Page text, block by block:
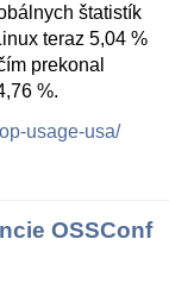
štatistík
teraz 5,04 %
prekonal
%.
usage-usa/
OSSConf